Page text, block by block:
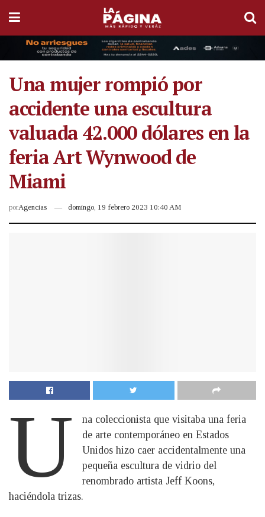
Una mujer rompió por
accidente una escultura
valuada 42.000 dólares en la
feria Art Wynwood de
Miami
porAgencias domingo, 19 febrero 2023 10:40 AM
U
na coleccionista que visitaba una feria
de arte contemporáneo en Estados
Unidos hizo caer accidentalmente una
pequeña escultura de vidrio del
renombrado artista Jeff Koons,
haciéndola trizas.